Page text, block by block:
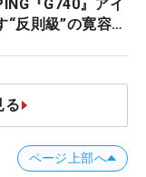
『G740』アイ
“反則級”の寛容性
る
ページ上部へ